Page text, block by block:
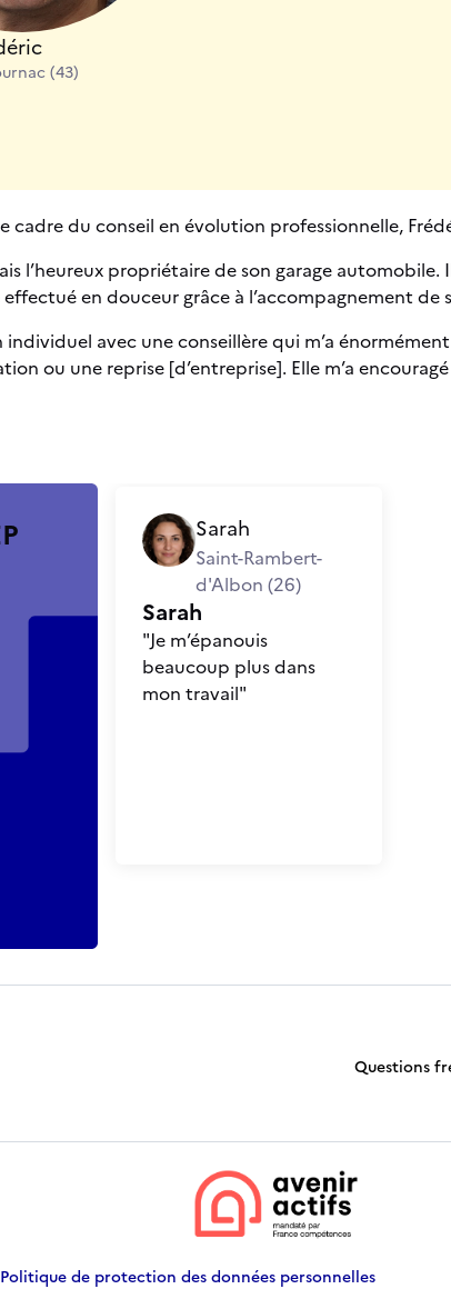
(43)
cadre du conseil en évolution professionnelle,
l’heureux propriétaire de son garage
en douceur grâce à l’accompagnement
individuel avec une conseillère qui m’a
ou une reprise [d’entreprise]. Elle m’a
Sarah
Saint-Rambert-
d'Albon (26)
Sarah
"Je m’épanouis
beaucoup plus dans
mon travail"
Questions
Politique de protection des données personnelles